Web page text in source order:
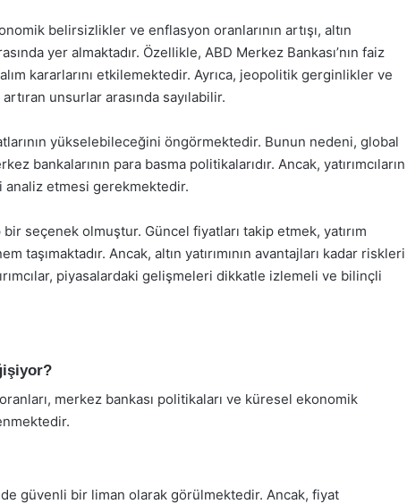
belirsizlikler ve enflasyon oranlarının artışı, altın
yer almaktadır. Özellikle, ABD Merkez Bankası’nın faiz
alım kararlarını etkilemektedir. Ayrıca, jeopolitik gerginlikler ve
unsurlar arasında sayılabilir.
yükselebileceğini öngörmektedir. Bunun nedeni, global
bankalarının para basma politikalarıdır. Ancak, yatırımcıların
analiz etmesi gerekmektedir.
bir seçenek olmuştur. Güncel fiyatları takip etmek, yatırım
taşımaktadır. Ancak, altın yatırımının avantajları kadar riskleri
piyasalardaki gelişmeleri dikkatle izlemeli ve bilinçli
merkez bankası politikaları ve küresel ekonomik
güvenli bir liman olarak görülmektedir. Ancak, fiyat